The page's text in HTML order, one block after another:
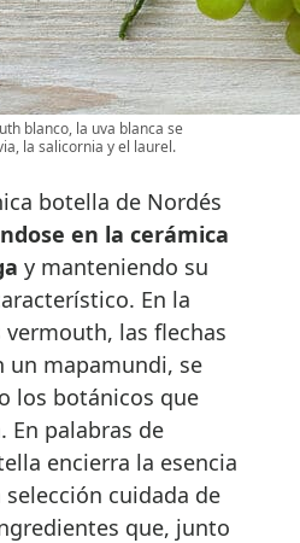
blanco, la uva blanca se
la salicornia y el laurel.
botella de Nordés
en la cerámica
y manteniendo su
En la
las flechas
un mapamundi, se
los botánicos que
En palabras de
encierra la esencia
cuidada de
que, junto